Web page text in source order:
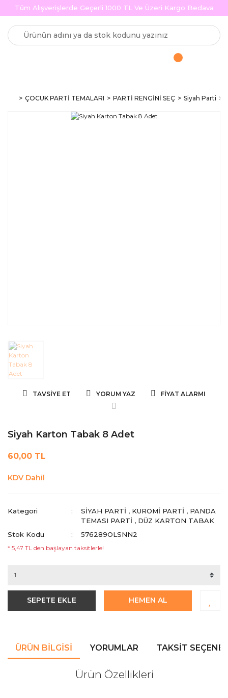
Tüm Alışverişlerde Geçerli 1000 TL Ve Üzeri Kargo Bedava
ÇOCUK PARTİ TEMALARI PARTİ RENGİNİ SEÇ Siyah Parti
TAVSIYE ET YORUM YAZ FIYAT ALARMI
Siyah Karton Tabak 8 Adet
60,00 TL
KDV Dahil
Kategori SIYAH PARTI , KUROMI PARTI , PANDA
TEMASI PARTI , DÜZ KARTON TABAK
Stok Kodu
576289OLSNN2
* 5,47 TL den başlayan taksitlerle!
SEPETE EKLE HEMEN AL
ÜRÜN BILGISI YORUMLAR TAKSIT
Ürün Özellikleri